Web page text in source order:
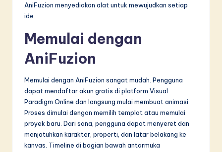
AniFuzion menyediakan alat untuk mewujudkan setiap
ide.
Memulai dengan
AniFuzion
Memulai dengan AniFuzion sangat mudah. Pengguna
dapat mendaftar akun gratis di platform Visual
Paradigm Online dan langsung mulai membuat animasi.
Proses dimulai dengan memilih templat atau memulai
proyek baru. Dari sana, pengguna dapat menyeret dan
menjatuhkan karakter, properti, dan latar belakang ke
kanvas. Timeline di bagian bawah antarmuka